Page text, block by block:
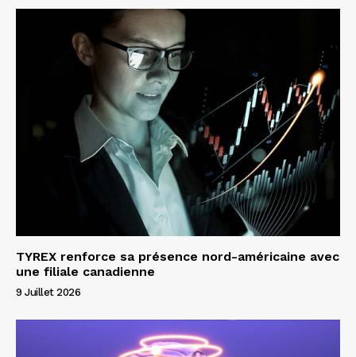
TYREX renforce sa présence nord-américaine avec
une filiale canadienne
9 Juillet 2026